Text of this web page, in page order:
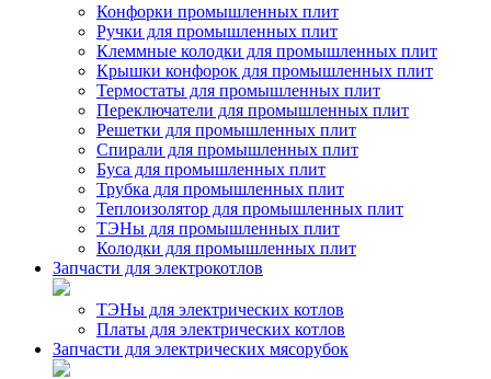
Конфорки промышленных плит
Ручки для промышленных плит
Клеммные колодки для промышленных плит
Крышки конфорок для промышленных плит
Термостаты для промышленных плит
Переключатели для промышленных плит
Решетки для промышленных плит
Спирали для промышленных плит
Буса для промышленных плит
Трубка для промышленных плит
Теплоизолятор для промышленных плит
ТЭНы для промышленных плит
Колодки для промышленных плит
Запчасти для электрокотлов
ТЭНы для электрических котлов
Платы для электрических котлов
Запчасти для электрических мясорубок